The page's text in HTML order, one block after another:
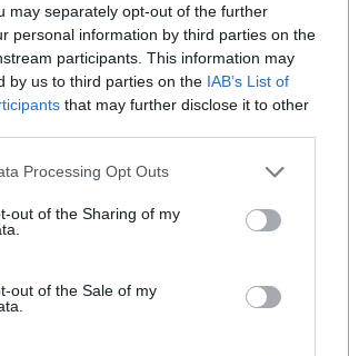
may separately opt-out of the further
personal information by third parties on the
participants. This information may
by us to third parties on the IAB’s List of
that may further disclose it to other
Processing Opt Outs
out of the Sharing of my
out of the Sale of my
tájékoztató
tájékoztató
szabályzat
lapjaink archívuma
archívuma